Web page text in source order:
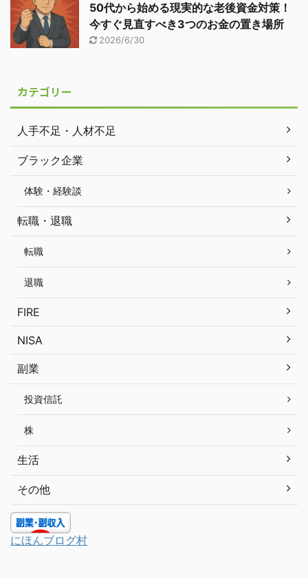
50代から始める現実的な老後資金対策！
今すぐ見直すべき3つのお金の置き場所
2026/6/30
カテゴリー
人手不足・人材不足
ブラック企業
体験・経験談
転職・退職
転職
退職
FIRE
NISA
副業
投資信託
株
生活
その他
にほんブログ村